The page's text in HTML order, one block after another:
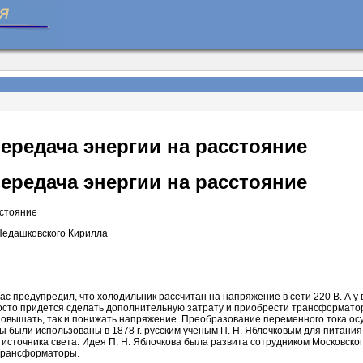
энергии на расстояние
энергии на расстояние
Кирилла
предупредил, что холодильник рассчитан на напряжение в сети 220 В. А у
придется сделать дополнительную затрату и приобрести
так и понижать напряжение. Преобразование переменного тока
использованы в 1878 г. русским ученым П. Н. Яблочковым для
света. Идея П. Н. Яблочкова была развита сотрудником